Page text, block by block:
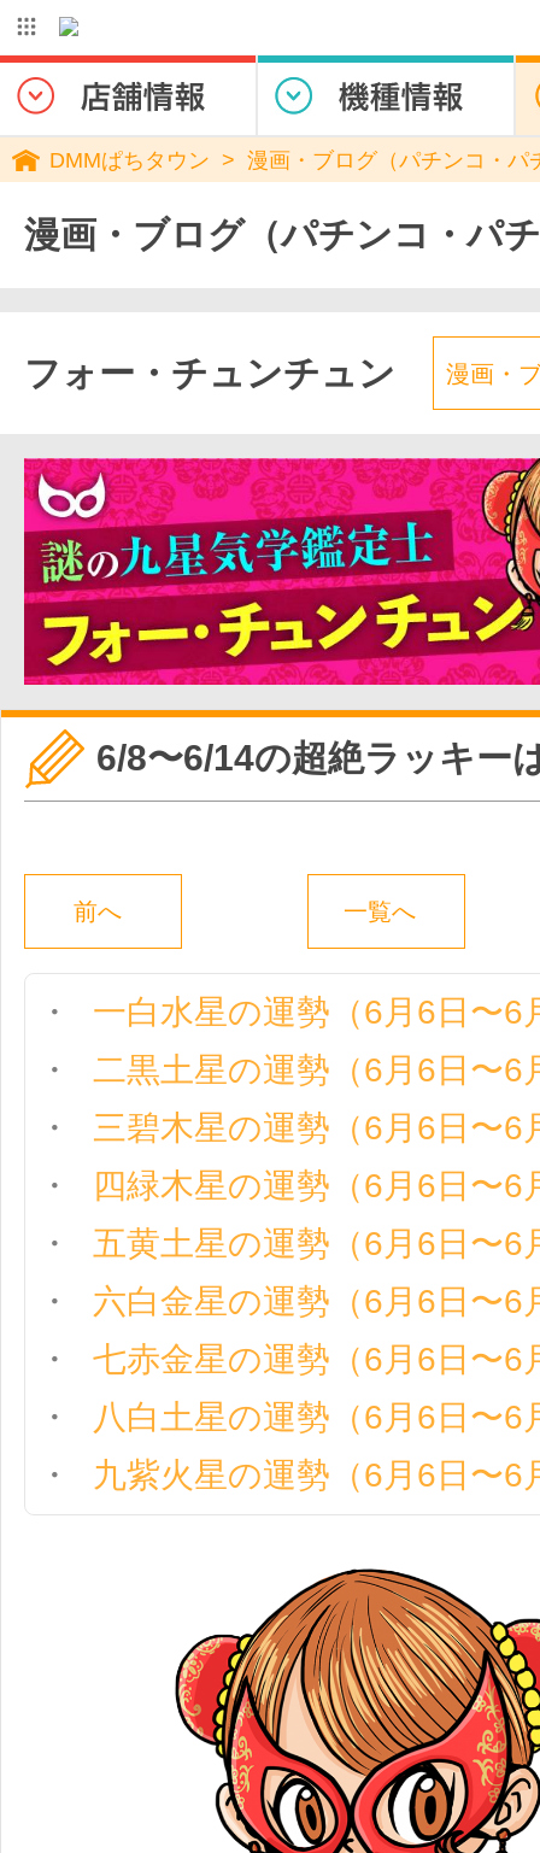
DMMぱちタウン 漫画・ブログ（パチンコ・パ
漫画・ブログ（パチンコ・パ
フォー・チュンチュン 漫画・
6/8〜6/14の超絶ラッキー
前へ 一覧へ
一白水星の運勢（6月6日〜6
二黒土星の運勢（6月6日〜6
三碧木星の運勢（6月6日〜6
四緑木星の運勢（6月6日〜6
五黄土星の運勢（6月6日〜6
六白金星の運勢（6月6日〜6
七赤金星の運勢（6月6日〜6
八白土星の運勢（6月6日〜6
九紫火星の運勢（6月6日〜6